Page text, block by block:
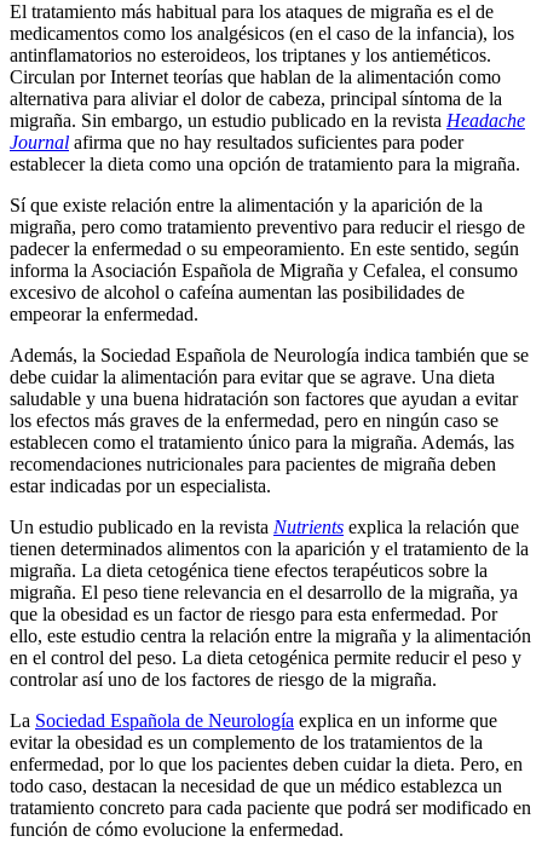
El tratamiento más habitual para los ataques de migraña es el de
medicamentos como los analgésicos (en el caso de la infancia), los
antinflamatorios no esteroideos, los triptanes y los antieméticos.
Circulan por Internet teorías que hablan de la alimentación como
alternativa para aliviar el dolor de cabeza, principal síntoma de la
migraña. Sin embargo, un estudio publicado en la revista Headache
Journal afirma que no hay resultados suficientes para poder
establecer la dieta como una opción de tratamiento para la migraña.
Sí que existe relación entre la alimentación y la aparición de la
migraña, pero como tratamiento preventivo para reducir el riesgo de
padecer la enfermedad o su empeoramiento. En este sentido, según
informa la Asociación Española de Migraña y Cefalea, el consumo
excesivo de alcohol o cafeína aumentan las posibilidades de
empeorar la enfermedad.
Además, la Sociedad Española de Neurología indica también que se
debe cuidar la alimentación para evitar que se agrave. Una dieta
saludable y una buena hidratación son factores que ayudan a evitar
los efectos más graves de la enfermedad, pero en ningún caso se
establecen como el tratamiento único para la migraña. Además, las
recomendaciones nutricionales para pacientes de migraña deben
estar indicadas por un especialista.
Un estudio publicado en la revista Nutrients explica la relación que
tienen determinados alimentos con la aparición y el tratamiento de la
migraña. La dieta cetogénica tiene efectos terapéuticos sobre la
migraña. El peso tiene relevancia en el desarrollo de la migraña, ya
que la obesidad es un factor de riesgo para esta enfermedad. Por
ello, este estudio centra la relación entre la migraña y la alimentación
en el control del peso. La dieta cetogénica permite reducir el peso y
controlar así uno de los factores de riesgo de la migraña.
La Sociedad Española de Neurología explica en un informe que
evitar la obesidad es un complemento de los tratamientos de la
enfermedad, por lo que los pacientes deben cuidar la dieta. Pero, en
todo caso, destacan la necesidad de que un médico establezca un
tratamiento concreto para cada paciente que podrá ser modificado en
función de cómo evolucione la enfermedad.